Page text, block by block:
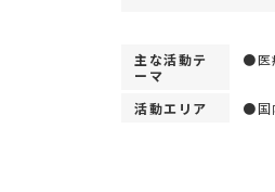
主な活動テ
ーマ
●医
活動エリア ●国